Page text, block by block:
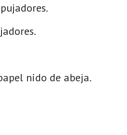
nido de abeja.